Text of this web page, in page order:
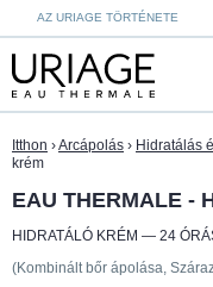
AZ URIAGE TÖRTÉNETE
Itthon ›Arcápolás › Hidratálás
krém
EAU THERMALE -
HIDRATÁLÓ KRÉM — 24
(Kombinált bőr ápolása,